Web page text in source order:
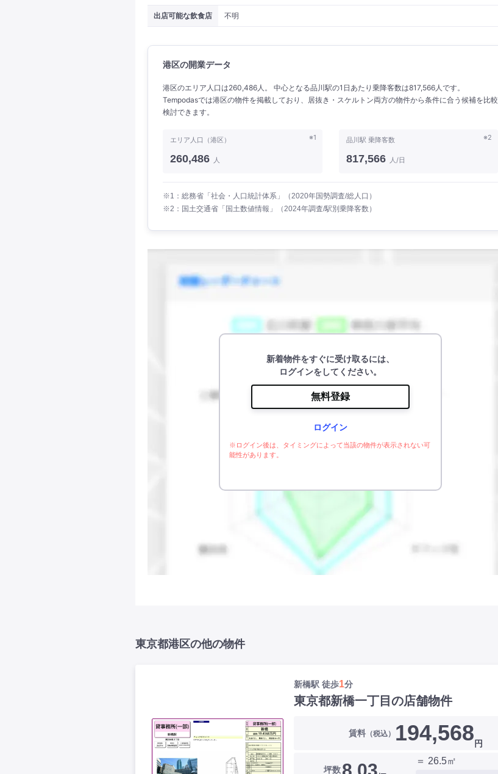
出店可能な飲食店 不明
港区の開業データ
港区のエリア人口は260,486人。 中心となる品川駅の1日あたり乗降客数は817,566人です。
Tempodasでは港区の物件を掲載しており、居抜き・スケルトン両方の物件から条件に合う候補を比較
検討できます。
※1
エリア人口（港区）
260,486 人
※2
品川駅 乗降客数
817,566 人/日
※1：総務省「社会・人口統計体系」（2020年国勢調査/総人口）
※2：国土交通省「国土数値情報」（2024年調査/駅別乗降客数）
新着物件をすぐに受け取るには、
ログインをしてください。
無料登録
ログイン
※ログイン後は、タイミングによって当該の物件が表示されない可
能性があります。
東京都港区の他の物件
新橋駅 徒歩1分
東京都新橋一丁目の店舗物件
賃料 （税込） 194,568 円
坪数 8.03
＝ 26.5㎡